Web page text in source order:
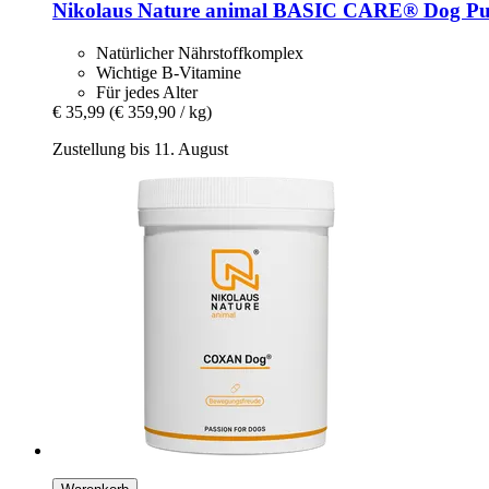
Nikolaus Nature animal BASIC CARE® Dog
Natürlicher Nährstoffkomplex
Wichtige B-Vitamine
Für jedes Alter
€ 35,99 (€ 359,90 / kg)
Zustellung bis 11. August